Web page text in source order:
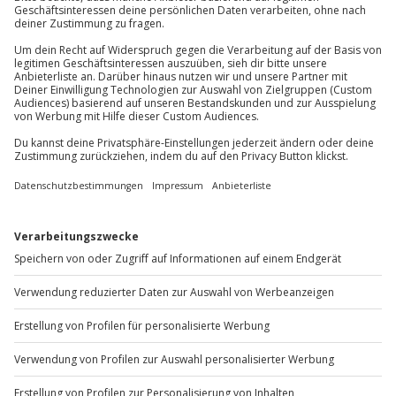
Hinweis
Hin- und Rückreise sind im Preis nicht inbegriffen
auf Anfrage möglich
81671 München
Du erreichst uns telefonisch zu folgenden Zeiten,
außer an bundesweiten Feiertagen:
Mo-Fr: 8-20 Uhr | Sa: 10-16 Uhr
Du möchtest als Firma bestellen?
Sichere Dir attraktive Firmenkunden Vorteile.
Mo-Fr: 9-17 Uhr
b2b@jochen-schweizer.de
www.b2b.jochen-schweizer.de/
Artikelnummer 46936